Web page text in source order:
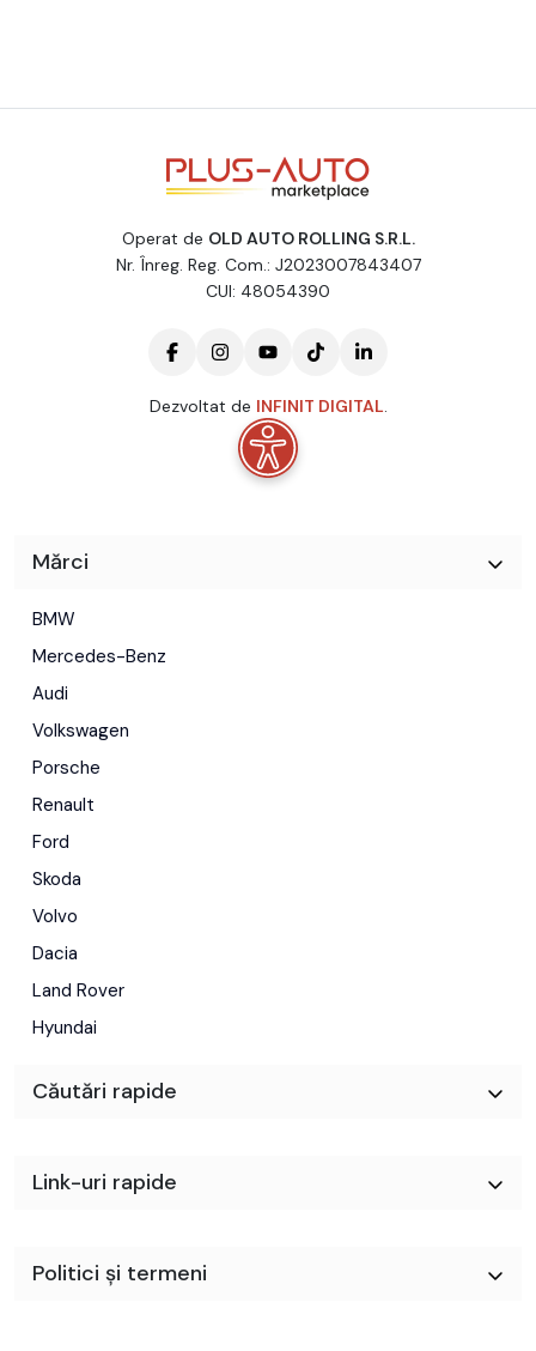
Operat de OLD AUTO ROLLING S.R.L.
Nr. Înreg. Reg. Com.: J2023007843407
CUI: 48054390
Dezvoltat de INFINIT DIGITAL.
Mărci
BMW
Mercedes-Benz
Audi
Volkswagen
Porsche
Renault
Ford
Skoda
Volvo
Dacia
Land Rover
Hyundai
Căutări rapide
Link-uri rapide
Politici și termeni